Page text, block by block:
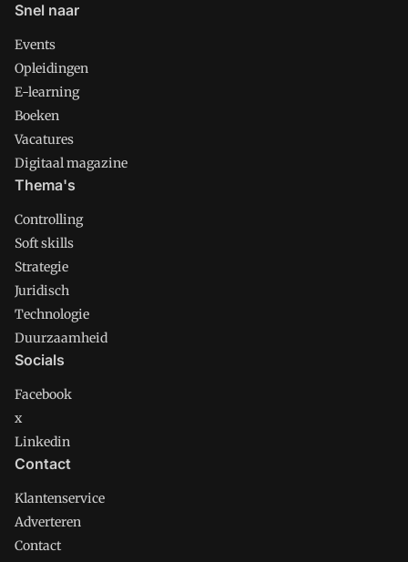
Snel naar
Events
Opleidingen
E-learning
Boeken
Vacatures
Digitaal magazine
Thema's
Controlling
Soft skills
Strategie
Juridisch
Technologie
Duurzaamheid
Socials
Facebook
x
Linkedin
Contact
Klantenservice
Adverteren
Contact